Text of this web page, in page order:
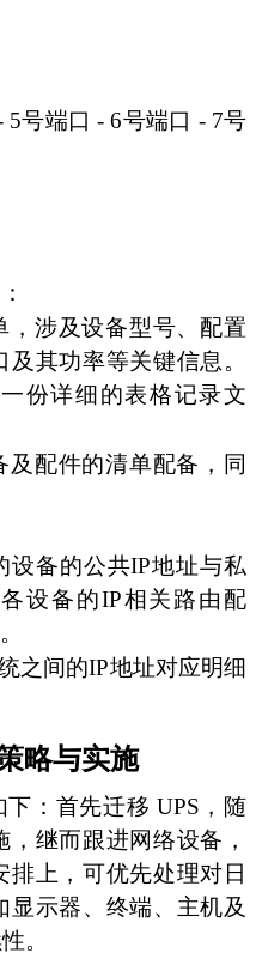
号端口 - 6号端口 - 7号
，涉及设备型号、配置
其功率等关键信息。
份详细的表格记录文
配件的清单配备，同
设备的公共IP地址与私
设备的IP相关路由配
之间的IP地址对应明细
略与实施
：首先迁移 UPS，随
继而跟进网络设备，
上，可优先处理对日
示器、终端、主机及
。